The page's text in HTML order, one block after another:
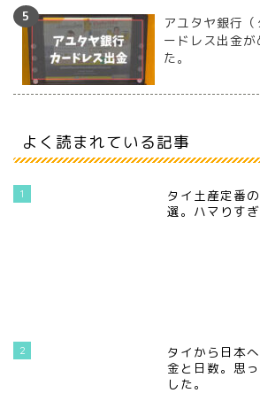
アユタヤ銀行
ードレス出金
た。
よく読まれている記事
1
タイ土産定番
選。ハマりす
2
タイから日本
金と日数。思
した。